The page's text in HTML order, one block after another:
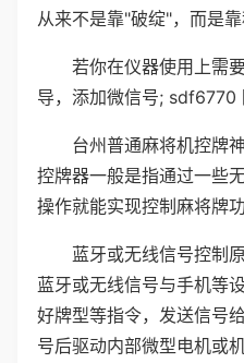
从来不是靠"破绽"，而是靠
若你在仪器使用上需
导，添加微信号; sdf6770
台州普通麻将机控牌
控牌器一般是指通过一些
操作就能实现控制麻将牌
蓝牙或无线信号控制
蓝牙或无线信号与手机等
好牌型等指令，发送信号
号后驱动内部微型电机或